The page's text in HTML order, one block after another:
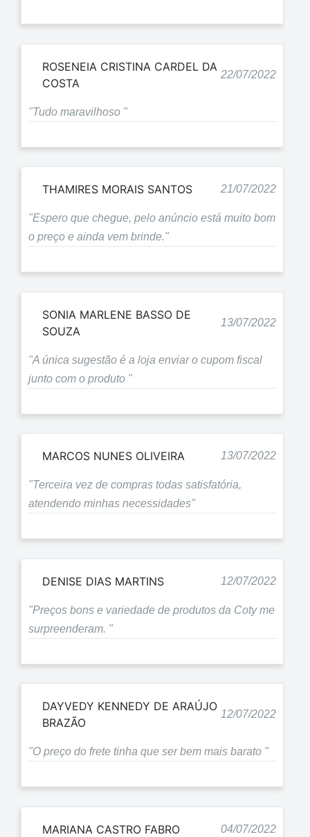
ROSENEIA CRISTINA CARDEL DA
COSTA
22/07/2022
"Tudo maravilhoso "
THAMIRES MORAIS SANTOS 21/07/2022
"Espero que chegue, pelo anúncio está muito bom
o preço e ainda vem brinde."
SONIA MARLENE BASSO DE
SOUZA
13/07/2022
"A única sugestão é a loja enviar o cupom fiscal
junto com o produto "
MARCOS NUNES OLIVEIRA 13/07/2022
"Terceira vez de compras todas satisfatória,
atendendo minhas necessidades"
DENISE DIAS MARTINS 12/07/2022
"Preços bons e variedade de produtos da Coty me
surpreenderam. "
DAYVEDY KENNEDY DE ARAÚJO
BRAZÃO
12/07/2022
"O preço do frete tinha que ser bem mais barato "
MARIANA CASTRO FABRO 04/07/2022